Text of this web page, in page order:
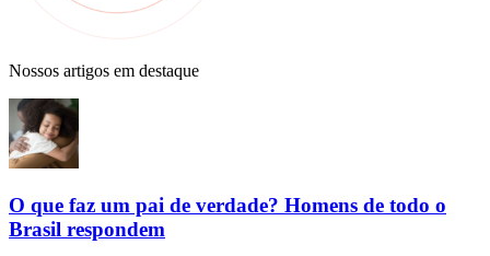
Nossos artigos em destaque
O que faz um pai de verdade? Homens de todo o
Brasil respondem